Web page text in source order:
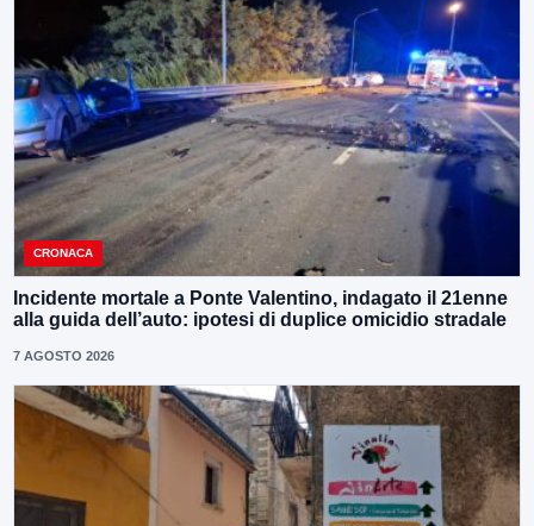
CRONACA
Incidente mortale a Ponte Valentino, indagato il 21enne
alla guida dell’auto: ipotesi di duplice omicidio stradale
7 AGOSTO 2026